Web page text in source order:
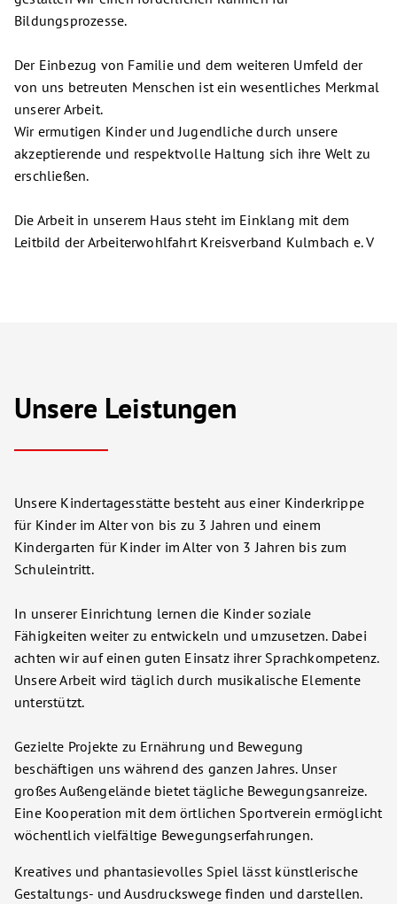
Bildungsprozesse.
Der Einbezug von Familie und dem weiteren Umfeld der
von uns betreuten Menschen ist ein wesentliches Merkmal
unserer Arbeit.
Wir ermutigen Kinder und Jugendliche durch unsere
akzeptierende und respektvolle Haltung sich ihre Welt zu
erschließen.
Die Arbeit in unserem Haus steht im Einklang mit dem
Leitbild der Arbeiterwohlfahrt Kreisverband Kulmbach e. V
Unsere Leistungen
Unsere Kindertagesstätte besteht aus einer Kinderkrippe
für Kinder im Alter von bis zu 3 Jahren und einem
Kindergarten für Kinder im Alter von 3 Jahren bis zum
Schuleintritt.
In unserer Einrichtung lernen die Kinder soziale
Fähigkeiten weiter zu entwickeln und umzusetzen. Dabei
achten wir auf einen guten Einsatz ihrer Sprachkompetenz.
Unsere Arbeit wird täglich durch musikalische Elemente
unterstützt.
Gezielte Projekte zu Ernährung und Bewegung
beschäftigen uns während des ganzen Jahres. Unser
großes Außengelände bietet tägliche Bewegungsanreize.
Eine Kooperation mit dem örtlichen Sportverein ermöglicht
wöchentlich vielfältige Bewegungserfahrungen.
Kreatives und phantasievolles Spiel lässt künstlerische
Gestaltungs- und Ausdruckswege finden und darstellen.